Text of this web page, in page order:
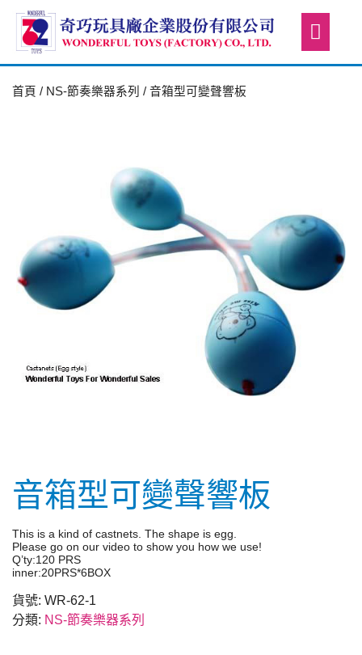
首頁 / NS-節奏樂器系列 / 音箱型可變聲響板
音箱型可變聲響板
This is a kind of castnets. The shape is egg.
Please go on our video to show you how we use!
Q’ty:120 PRS
inner:20PRS*6BOX
貨號: WR-62-1
分類: NS-節奏樂器系列